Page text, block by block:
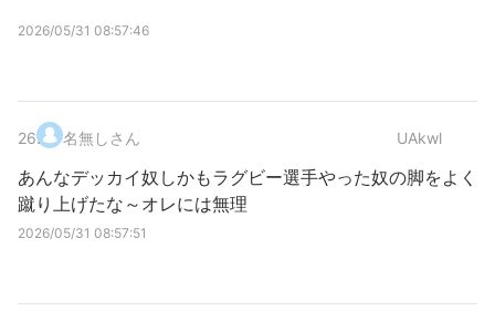
2026/05/31 08:57:46
26. 名無しさん UAkwl
あんなデッカイ奴しかもラグビー選手やった奴の脚をよく
蹴り上げたな～オレには無理
2026/05/31 08:57:51